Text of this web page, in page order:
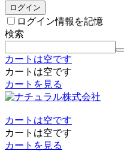
ログイン
ログイン情報を記憶
検索
カートは空です
カートは空です
カートを見る
カートは空です
カートは空です
カートを見る